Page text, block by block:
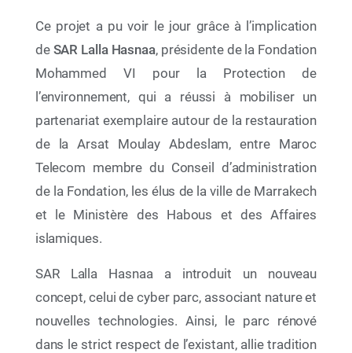
AYCH Demo Day 2026 : la jeunesse africaine sur
la voie de 2030
08 Juil 2026
« Racines et Horizons » La Fondation
Mohammed VI pour la Protection de
Ce projet a pu voir le jour grâce à l’implication
de SAR Lalla Hasnaa, présidente de la Fondation
Mohammed VI pour la Protection de
l’environnement, qui a réussi à mobiliser un
partenariat exemplaire autour de la restauration
de la Arsat Moulay Abdeslam, entre Maroc
Telecom membre du Conseil d’administration
de la Fondation, les élus de la ville de Marrakech
et le Ministère des Habous et des Affaires
islamiques.
SAR Lalla Hasnaa a introduit un nouveau
concept, celui de cyber parc, associant nature et
nouvelles technologies. Ainsi, le parc rénové
dans le strict respect de l’existant, allie tradition